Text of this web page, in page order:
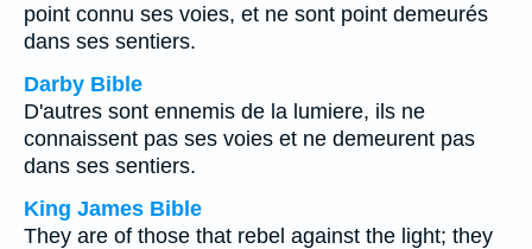
point connu ses voies, et ne sont point demeurés
dans ses sentiers.
Darby Bible
D'autres sont ennemis de la lumiere, ils ne
connaissent pas ses voies et ne demeurent pas
dans ses sentiers.
King James Bible
They are of those that rebel against the light; they